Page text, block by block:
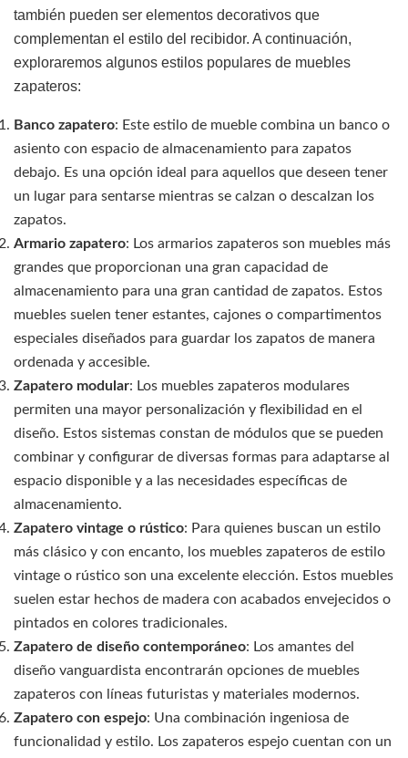
también pueden ser elementos decorativos que
complementan el estilo del recibidor. A continuación,
exploraremos algunos estilos populares de muebles
zapateros:
Banco zapatero: Este estilo de mueble combina un banco o
asiento con espacio de almacenamiento para zapatos
debajo. Es una opción ideal para aquellos que deseen tener
un lugar para sentarse mientras se calzan o descalzan los
zapatos.
Armario zapatero: Los armarios zapateros son muebles más
grandes que proporcionan una gran capacidad de
almacenamiento para una gran cantidad de zapatos. Estos
muebles suelen tener estantes, cajones o compartimentos
especiales diseñados para guardar los zapatos de manera
ordenada y accesible.
Zapatero modular: Los muebles zapateros modulares
permiten una mayor personalización y flexibilidad en el
diseño. Estos sistemas constan de módulos que se pueden
combinar y configurar de diversas formas para adaptarse al
espacio disponible y a las necesidades específicas de
almacenamiento.
Zapatero vintage o rústico: Para quienes buscan un estilo
más clásico y con encanto, los muebles zapateros de estilo
vintage o rústico son una excelente elección. Estos muebles
suelen estar hechos de madera con acabados envejecidos o
pintados en colores tradicionales.
Zapatero de diseño contemporáneo: Los amantes del
diseño vanguardista encontrarán opciones de muebles
zapateros con líneas futuristas y materiales modernos.
Zapatero con espejo: Una combinación ingeniosa de
funcionalidad y estilo. Los zapateros espejo cuentan con un